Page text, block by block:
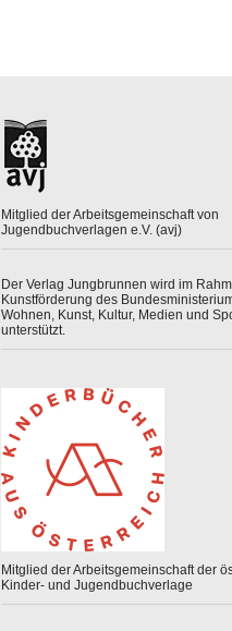
Mitglied der Arbeitsgemeinschaft von
Jugendbuchverlagen e.V. (avj)
Der Verlag Jungbrunnen wird im
Kunstförderung des
Wohnen, Kunst, Kultur, Medien und
unterstützt.
Mitglied der Arbeitsgemeinschaft der
Kinder- und Jugendbuchverlage